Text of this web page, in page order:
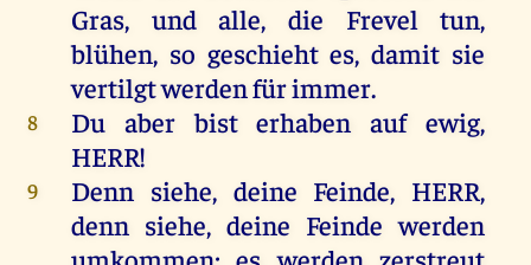
Gras, und alle, die Frevel tun,
blühen, so geschieht es,damit sie
vertilgtwerdenfürimmer.
8 Du aber bist erhaben auf ewig,
HERR!
9 Denn siehe, deine Feinde, HERR,
denn siehe, deine Feinde werden